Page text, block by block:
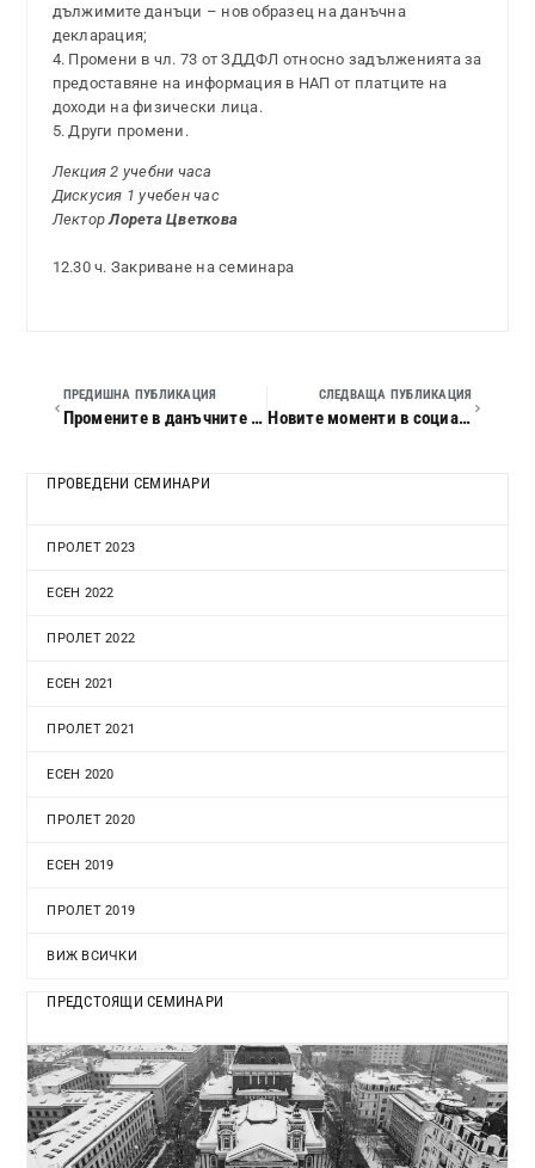
дължимите данъци – нов образец на данъчна
декларация;
4. Промени в чл. 73 от ЗДДФЛ относно задълженията за
предоставяне на информация в НАП от платците на
доходи на физически лица.
5. Други промени.
Лекция 2 учебни часа
Дискусия 1 учебен час
ЛекторЛорета Цветкова
12.30 ч. Закриване на семинара
ПРЕДИШНА ПУБЛИКАЦИЯ
Промените в данъчните закони за 2013 г. Счетоводно приключване и данъчно облагане на 2012 г. Данъчни ревизии и проверки
СЛЕДВАЩА ПУБЛИКАЦИЯ
Новите моменти в социалното осигуряване, здравното осигуряване, трудовите отношения и пенсиите през 2013 г.
ПРОВЕДЕНИ СЕМИНАРИ
ПРОЛЕТ 2023
ЕСЕН 2022
ПРОЛЕТ 2022
ЕСЕН 2021
ПРОЛЕТ 2021
ЕСЕН 2020
ПРОЛЕТ 2020
ЕСЕН 2019
ПРОЛЕТ 2019
ВИЖ ВСИЧКИ
ПРЕДСТОЯЩИ СЕМИНАРИ